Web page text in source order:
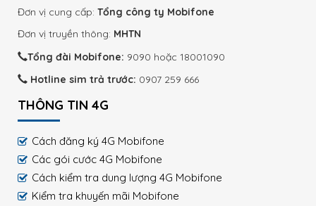
Đơn vị cung cấp: Tổng công ty Mobifone
Đơn vị truyền thông: MHTN
Tổng đài Mobifone: 9090 hoặc 18001090
Hotline sim trả trước: 0907 259 666
THÔNG TIN 4G
Cách đăng ký 4G Mobifone
Các gói cước 4G Mobifone
Cách kiểm tra dung lượng 4G Mobifone
Kiểm tra khuyến mãi Mobifone